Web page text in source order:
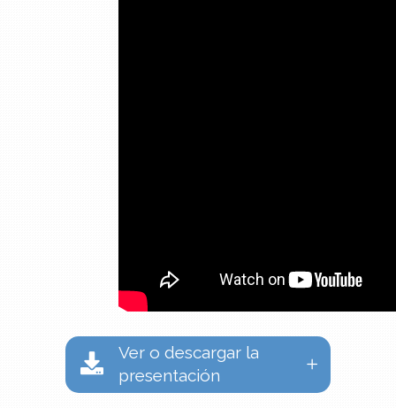
Ver o descargar la
presentación